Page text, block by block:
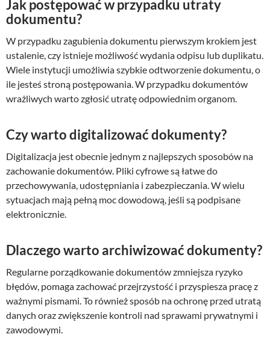
Jak postępować w przypadku utraty
dokumentu?
W przypadku zagubienia dokumentu pierwszym krokiem jest
ustalenie, czy istnieje możliwość wydania odpisu lub duplikatu.
Wiele instytucji umożliwia szybkie odtworzenie dokumentu, o
ile jesteś stroną postępowania. W przypadku dokumentów
wrażliwych warto zgłosić utratę odpowiednim organom.
Czy warto digitalizować dokumenty?
Digitalizacja jest obecnie jednym z najlepszych sposobów na
zachowanie dokumentów. Pliki cyfrowe są łatwe do
przechowywania, udostępniania i zabezpieczania. W wielu
sytuacjach mają pełną moc dowodową, jeśli są podpisane
elektronicznie.
Dlaczego warto archiwizować dokumenty?
Regularne porządkowanie dokumentów zmniejsza ryzyko
błędów, pomaga zachować przejrzystość i przyspiesza pracę z
ważnymi pismami. To również sposób na ochronę przed utratą
danych oraz zwiększenie kontroli nad sprawami prywatnymi i
zawodowymi.